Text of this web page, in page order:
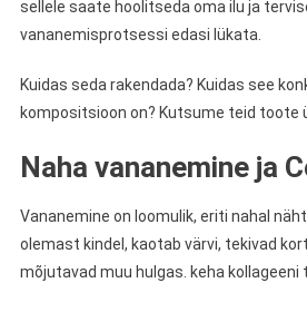
sellele saate hoolitseda oma ilu ja
vananemisprotsessi edasi lükata.
Kuidas seda rakendada? Kuidas see
kompositsioon on? Kutsume teid toote
Naha vananemine ja
Vananemine on loomulik, eriti nahal
olemast kindel, kaotab värvi, tekivad
mõjutavad muu hulgas. keha kollageeni